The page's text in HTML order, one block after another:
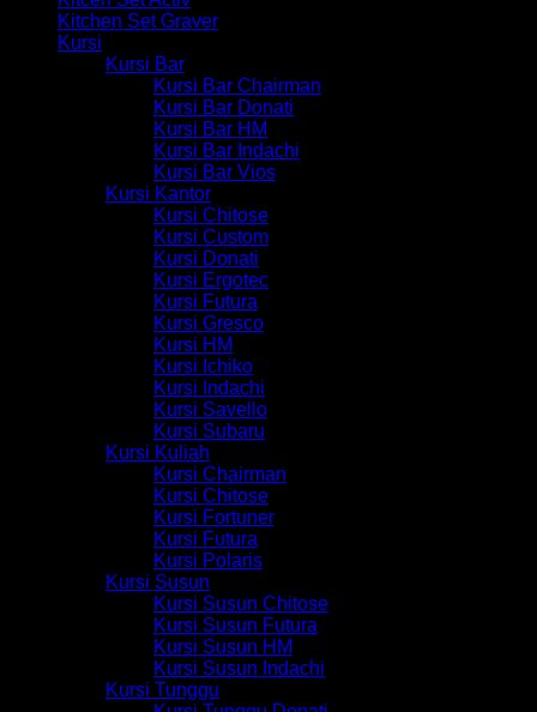
Kitchen Set Graver
Kursi
Kursi Bar
Kursi Bar Chairman
Kursi Bar Donati
Kursi Bar HM
Kursi Bar Indachi
Kursi Bar Vios
Kursi Kantor
Kursi Chitose
Kursi Custom
Kursi Donati
Kursi Ergotec
Kursi Futura
Kursi Gresco
Kursi HM
Kursi Ichiko
Kursi Indachi
Kursi Savello
Kursi Subaru
Kursi Kuliah
Kursi Chairman
Kursi Chitose
Kursi Fortuner
Kursi Futura
Kursi Polaris
Kursi Susun
Kursi Susun Chitose
Kursi Susun Futura
Kursi Susun HM
Kursi Susun Indachi
Kursi Tunggu